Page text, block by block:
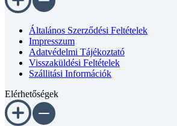
Általános Szerződési Feltételek
Impresszum
Adatvédelmi Tájékoztató
Visszaküldési Feltételek
Szállitási Információk
Elérhetőségek